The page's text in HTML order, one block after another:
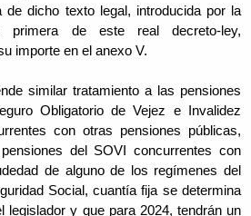
de dicho texto legal, introducida por la
primera de este real decreto-ley,
importe en el anexo V.
similar tratamiento a las pensiones
Obligatorio de Vejez e Invalidez
con otras pensiones públicas,
del SOVI concurrentes con
de alguno de los regímenes del
Social, cuantía fija se determina
legislador y que para 2024, tendrán un